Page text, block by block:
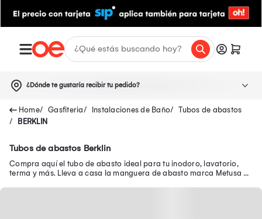
¿Dónde te gustaría recibir tu pedido?
Gasfiteria Instalaciones de Baño
Tubos de abastos
BERKLIN
Tubos de abastos Berklin
Compra aquí el tubo de abasto ideal para tu inodoro, lavatorio,
terma y más. Lleva a casa la manguera de abasto marca Metusa y